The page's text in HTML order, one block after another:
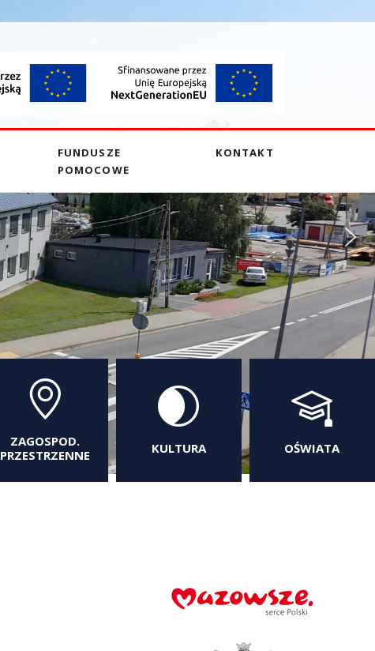
FUNDUSZE
POMOCOWE
KONTAKT
ZAGOSPOD.
PRZESTRZENNE
KULTURA OŚWIATA